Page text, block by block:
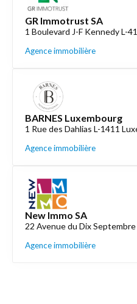
GR Immotrust SA
1 Boulevard J-F Kennedy L-
Agence immobilière
BARNES Luxembourg
1 Rue des Dahlias L-1411
Agence immobilière
New Immo SA
22 Avenue du Dix
Agence immobilière